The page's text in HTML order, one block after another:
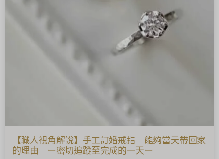
【職人視角解說】手工訂婚戒指 能夠當天帶回家
的理由 ー密切追蹤至完成的一天ー